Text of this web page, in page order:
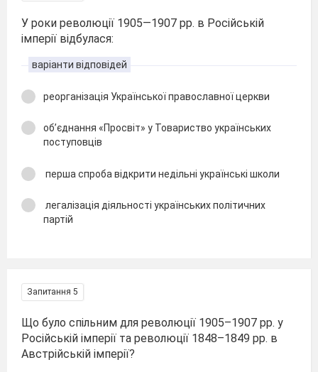
У роки революції 1905—1907 рр. в Російській
імперії відбулася:
варіанти відповідей
реорганізація Української православної церкви
об’єднання «Просвіт» у Товариство українських
поступовців
перша спроба відкрити недільні українські школи
легалізація діяльності українських політичних
партій
Запитання 5
Що було спільним для революції 1905–1907 рр. у
Російській імперії та революції 1848–1849 рр. в
Австрійській імперії?